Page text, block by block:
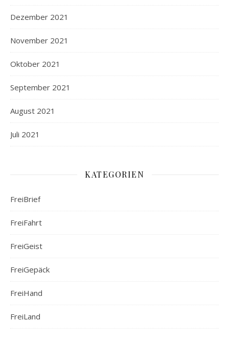
Dezember 2021
November 2021
Oktober 2021
September 2021
August 2021
Juli 2021
KATEGORIEN
FreiBrief
FreiFahrt
FreiGeist
FreiGepäck
FreiHand
FreiLand